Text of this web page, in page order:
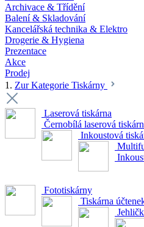
Archivace & Třídění
Balení & Skladování
Kancelářská technika & Elektro
Drogerie & Hygiena
Prezentace
Akce
Prodej
1. Zur Kategorie Tiskárny
Laserová tiskárna
Černobílá laserová
Inkoustová
Fototiskárny
Tiskárna